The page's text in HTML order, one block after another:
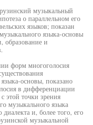
музыкальный
о параллельном его
языков; показан
языка-основы
образование и
форм многоголосия
основы, показано
в дифференциации
этой точки зрения
музыкального языка
и, более того, его
музыкальной